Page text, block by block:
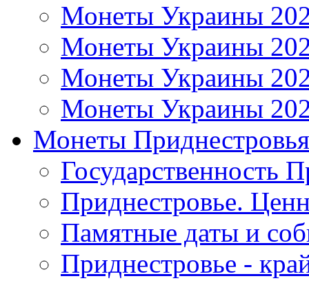
Монеты Украины
Монеты Украины
Монеты Украины
Монеты Украины
Монеты Приднестровья
Государственность
Приднестровье.
Памятные даты и
Приднестровье -